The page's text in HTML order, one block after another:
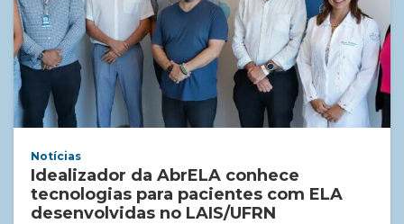
Notícias
Idealizador da AbrELA conhece
tecnologias para pacientes com ELA
desenvolvidas no LAIS/UFRN